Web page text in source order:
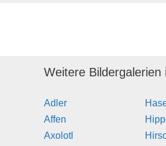
Weitere
Adler
Affen
Axolotl